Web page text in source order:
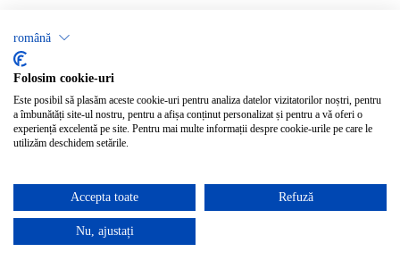
română
Folosim cookie-uri
Este posibil să plasăm aceste cookie-uri pentru analiza datelor vizitatorilor noștri, pentru
a îmbunătăți site-ul nostru, pentru a afișa conținut personalizat și pentru a vă oferi o
experiență excelentă pe site. Pentru mai multe informații despre cookie-urile pe care le
utilizăm deschidem setările.
Accepta toate Refuză
Nu, ajustați